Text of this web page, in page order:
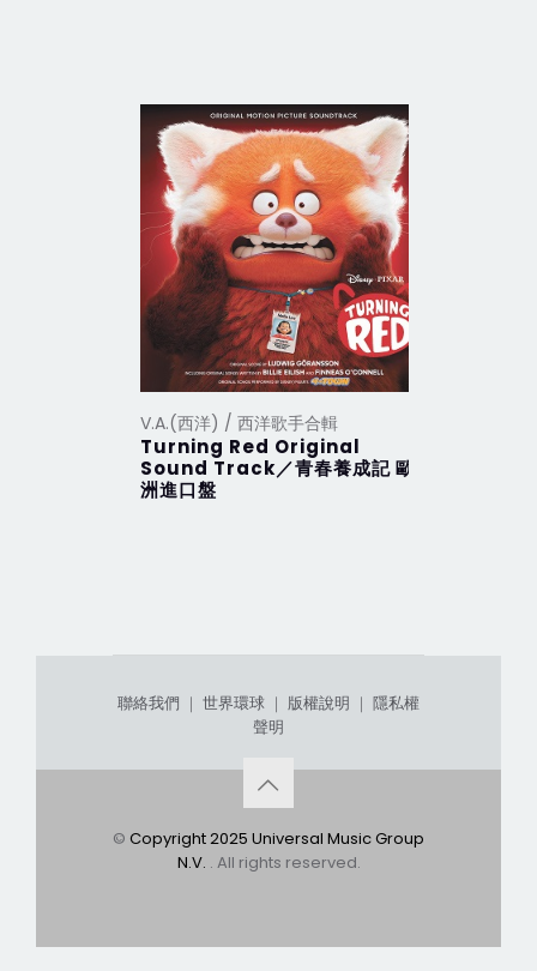
V.A.(西洋) / 西洋歌手合輯
Turning Red Original
Sound Track／青春養成記 歐
洲進口盤
聯絡我們 ｜ 世界環球 ｜ 版權說明 ｜ 隱私權
聲明
© Copyright 2025 Universal Music Group
N.V. . All rights reserved.